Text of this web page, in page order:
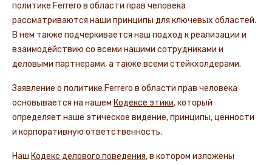
политике Ferrero в области прав человека
рассматриваются наши принципы для ключевых областей.
В нем также подчеркивается наш подход к реализации и
взаимодействию со всеми нашими сотрудниками и
деловыми партнерами, а также всеми стейкхолдерами.
Заявление о политике Ferrero в области прав человека
основывается на нашем Кодексе этики, который
определяет наше этическое видение, принципы, ценности
и корпоративную ответственность.
Наш Кодекс делового поведения, в котором изложены